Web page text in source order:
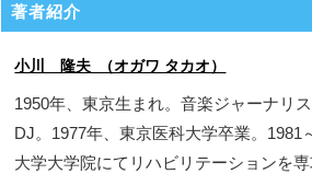
著者紹介
小川 隆夫 （オガワ タカオ）
1950年、東京生まれ。音楽ジャーナリ
DJ。1977年、東京医科大学卒業。1981
大学大学院にてリハビリテーションを